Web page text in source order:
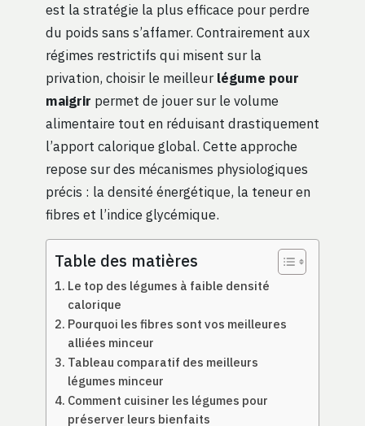
est la stratégie la plus efficace pour perdre
du poids sans s’affamer. Contrairement aux
régimes restrictifs qui misent sur la
privation, choisir le meilleurlégume pour
maigrir permet de jouer sur le volume
alimentaire tout en réduisant drastiquement
l’apport calorique global. Cette approche
repose sur des mécanismes physiologiques
précis : la densité énergétique, la teneur en
fibres et l’indice glycémique.
Table des matières
Le top des légumes à faible densité
calorique
Pourquoi les fibres sont vos meilleures
alliées minceur
Tableau comparatif des meilleurs
légumes minceur
Comment cuisiner les légumes pour
préserver leurs bienfaits